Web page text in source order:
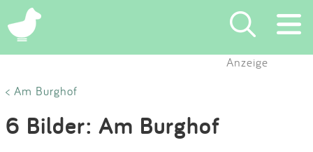
×
Eintragen
Anzeige
< Am Burghof
6 Bilder: Am Burghof